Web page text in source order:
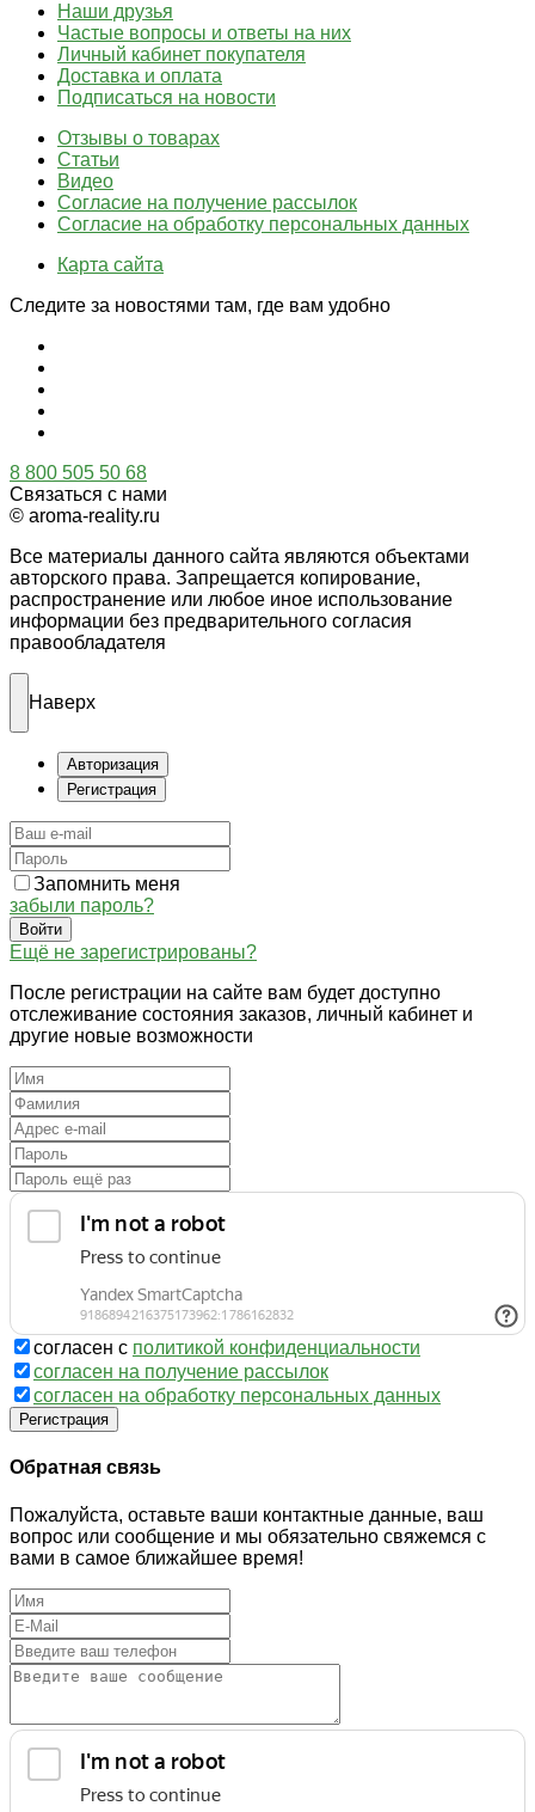
Наши друзья
Частые вопросы и ответы на них
Личный кабинет покупателя
Доставка и оплата
Подписаться на новости
Отзывы о товарах
Статьи
Видео
Согласие на получение рассылок
Согласие на обработку персональных данных
Карта сайта
Следите за новостями там, где вам удобно
8 800 505 50 68
Связаться с нами
© aroma-reality.ru
Все материалы данного сайта являются объектами
авторского права. Запрещается копирование,
распространение или любое иное использование
информации без предварительного согласия
правообладателя
Наверх
Авторизация
Регистрация
Запомнить меня
забыли пароль?
Войти
Ещё не зарегистрированы?
После регистрации на сайте вам будет доступно
отслеживание состояния заказов, личный кабинет и
другие новые возможности
согласен с политикой конфиденциальности
согласен на получение рассылок
согласен на обработку персональных данных
Регистрация
Обратная связь
Пожалуйста, оставьте ваши контактные данные, ваш
вопрос или сообщение и мы обязательно свяжемся с
вами в самое ближайшее время!